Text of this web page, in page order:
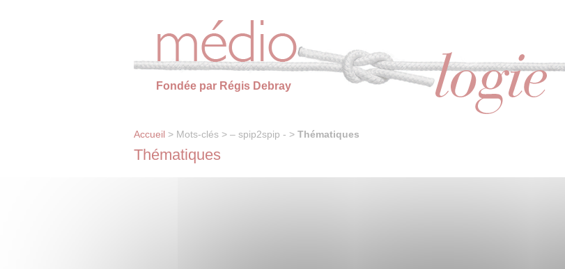
Fondée par Régis Debray
Accueil > Mots-clés > – spip2spip - > Thématiques
Thématiques